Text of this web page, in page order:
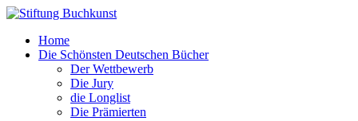
Home
Die Schönsten Deutschen Bücher
Der Wettbewerb
Die Jury
die Longlist
Die Prämierten